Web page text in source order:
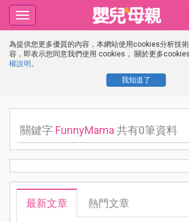
為提供您更多優質的內容，本網站使用cookies分析技
容，即表示您同意我們使用 cookies， 關於更多
權說明 。
我知道了
Toggle
navigation
關鍵字 FunnyMama 共有0筆資料
最新文章 熱門文章